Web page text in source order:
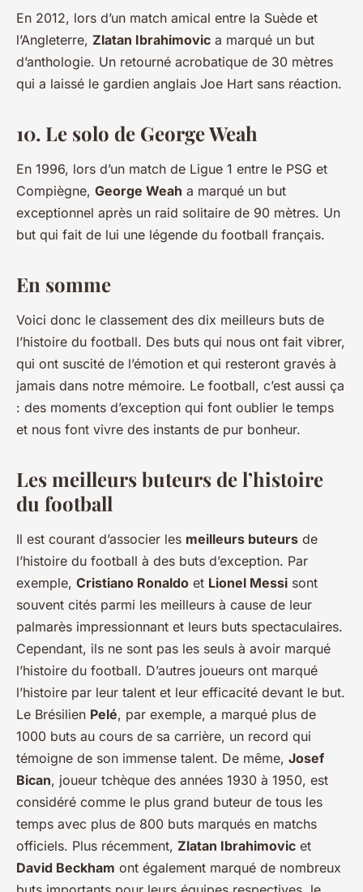
En 2012, lors d’un match amical entre la Suède et
l’Angleterre, Zlatan Ibrahimovic a marqué un but
d’anthologie. Un retourné acrobatique de 30 mètres
qui a laissé le gardien anglais Joe Hart sans réaction.
10. Le solo de George Weah
En 1996, lors d’un match de Ligue 1 entre le PSG et
Compiègne, George Weah a marqué un but
exceptionnel après un raid solitaire de 90 mètres. Un
but qui fait de lui une légende du football français.
En somme
Voici donc le classement des dix meilleurs buts de
l’histoire du football. Des buts qui nous ont fait vibrer,
qui ont suscité de l’émotion et qui resteront gravés à
jamais dans notre mémoire. Le football, c’est aussi ça
: des moments d’exception qui font oublier le temps
et nous font vivre des instants de pur bonheur.
Les meilleurs buteurs de l’histoire
du football
Il est courant d’associer les meilleurs buteurs de
l’histoire du football à des buts d’exception. Par
exemple, Cristiano Ronaldo et Lionel Messi sont
souvent cités parmi les meilleurs à cause de leur
palmarès impressionnant et leurs buts spectaculaires.
Cependant, ils ne sont pas les seuls à avoir marqué
l’histoire du football. D’autres joueurs ont marqué
l’histoire par leur talent et leur efficacité devant le but.
Le Brésilien Pelé, par exemple, a marqué plus de
1000 buts au cours de sa carrière, un record qui
témoigne de son immense talent. De même, Josef
Bican, joueur tchèque des années 1930 à 1950, est
considéré comme le plus grand buteur de tous les
temps avec plus de 800 buts marqués en matchs
officiels. Plus récemment, Zlatan Ibrahimovic et
David Beckham ont également marqué de nombreux